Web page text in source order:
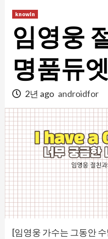
knowIn
임영웅
명품듀
2년 ago androidfor
[임영웅 가수는 그동안